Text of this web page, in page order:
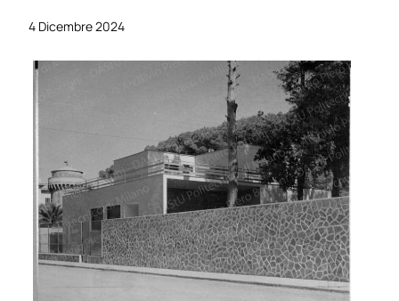
4 Dicembre 2024